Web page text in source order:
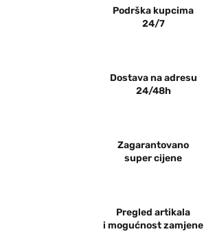
Podrška kupcima
24/7
Dostava na adresu
24/48h
Zagarantovano
super cijene
Pregled artikala
i mogućnost zamjene